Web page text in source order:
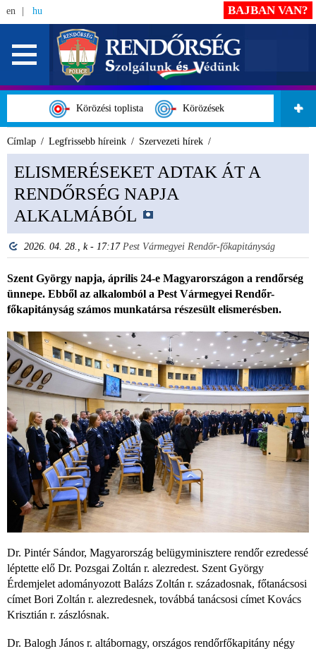
en hu
Körözési toplista Körözések
BAJBAN VAN?
Címlap Legfrissebb híreink Szervezeti hírek
ELISMERÉSEKET ADTAK ÁT A
RENDŐRSÉG NAPJA
ALKALMÁBÓL
2026. 04. 28., k - 17:17 Pest Vármegyei Rendőr-főkapitányság
Szent György napja, április 24-e Magyarországon a rendőrség
ünnepe. Ebből az alkalomból a Pest Vármegyei Rendőr-
főkapitányság számos munkatársa részesült elismerésben.
Dr. Pintér Sándor, Magyarország belügyminisztere rendőr ezredessé
léptette elő Dr. Pozsgai Zoltán r. alezredest. Szent György
Érdemjelet adományozott Balázs Zoltán r. századosnak, főtanácsosi
címet Bori Zoltán r. alezredesnek, továbbá tanácsosi címet Kovács
Krisztián r. zászlósnak.
Dr. Balogh János r. altábornagy, országos rendőrfőkapitány négy